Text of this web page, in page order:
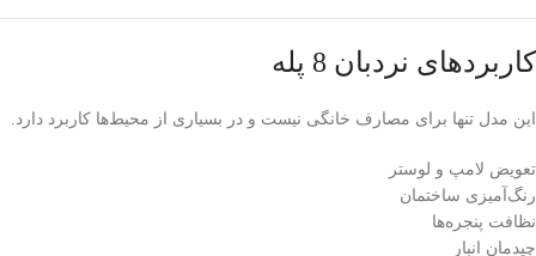
کاربردهای نردبان 8 پله
این مدل تنها برای مصارف خانگی نیست و در بسیاری از محیط‌ها کاربرد دارد.
تعویض لامپ و لوستر
رنگ‌آمیزی ساختمان
نظافت پنجره‌ها
چیدمان انبار